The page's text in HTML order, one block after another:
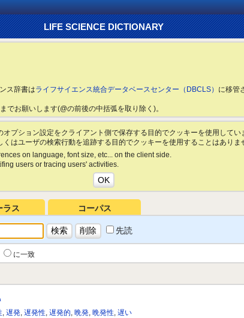
LIFE SCIENCE DICTIONARY
ス辞書はライフサイエンス統合データベースセンター（DBCLS） に移管
でお願いします(@の前後の中括弧を取り除く)。
プション設定をクライアント側で保存する目的でクッキーを使用してい
はユーザの検索行動を追跡する目的でクッキーを使用することはありま
on language, font size, etc... on the client side.
users or tracing users' activities.
ラス コーパス
先読
に一致
, 遅発, 遅発性, 遅発的, 晩発, 晩発性, 遅い